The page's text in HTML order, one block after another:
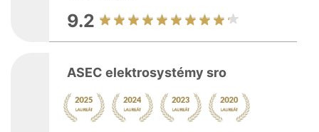
9.2
ASEC elektrosystémy sro